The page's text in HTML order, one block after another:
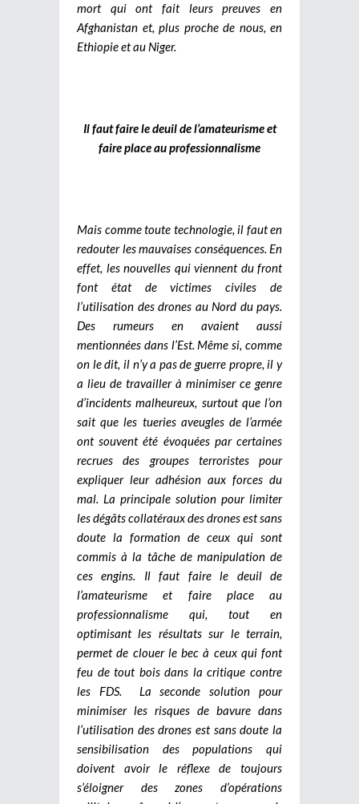
mort qui ont fait leurs preuves en
Afghanistan et, plus proche de nous, en
Ethiopie et au Niger.
Il faut faire le deuil de l’amateurisme et
faire place au professionnalisme
Mais comme toute technologie, il faut en
redouter les mauvaises conséquences. En
effet, les nouvelles qui viennent du front
font état de victimes civiles de
l’utilisation des drones au Nord du pays.
Des rumeurs en avaient aussi
mentionnées dans l’Est. Même si, comme
on le dit, il n’y a pas de guerre propre, il y
a lieu de travailler à minimiser ce genre
d’incidents malheureux, surtout que l’on
sait que les tueries aveugles de l’armée
ont souvent été évoquées par certaines
recrues des groupes terroristes pour
expliquer leur adhésion aux forces du
mal. La principale solution pour limiter
les dégâts collatéraux des drones est sans
doute la formation de ceux qui sont
commis à la tâche de manipulation de
ces engins. Il faut faire le deuil de
l’amateurisme et faire place au
professionnalisme qui, tout en
optimisant les résultats sur le terrain,
permet de clouer le bec à ceux qui font
feu de tout bois dans la critique contre
les FDS. La seconde solution pour
minimiser les risques de bavure dans
l’utilisation des drones est sans doute la
sensibilisation des populations qui
doivent avoir le réflexe de toujours
s’éloigner des zones d’opérations